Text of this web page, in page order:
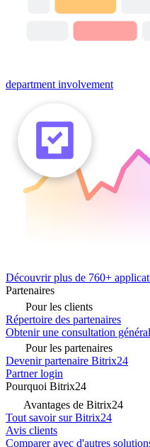
department involvement
Découvrir plus de 760+
Partenaires
Pour les clients
Répertoire des partenaires
Obtenir une consultation
Pour les partenaires
Devenir partenaire Bitrix24
Partner login
Pourquoi Bitrix24
Avantages de Bitrix24
Tout savoir sur Bitrix24
Avis clients
Comparer avec d'autres